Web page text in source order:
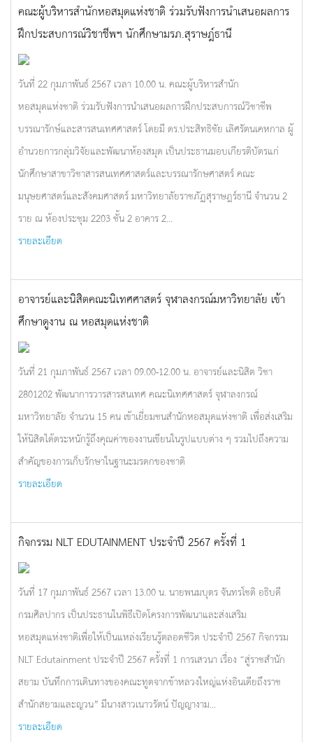
คณะผู้บริหารสำนักหอสมุดแห่งชาติ ร่วมรับฟังการนำเสนอผลการ
ฝึกประสบการณ์วิชาชีพฯ นักศึกษามรภ.สุราษฎ์ธานี
วันที่ 22 กุมภาพันธ์ 2567 เวลา 10.00 น. คณะผู้บริหารสำนัก
หอสมุดแห่งชาติ ร่วมรับฟังการนำเสนอผลการฝึกประสบการณ์วิชาชีพ
บรรณารักษ์และสารสนเทศศาสตร์ โดยมี ดร.ประสิทธิชัย เลิศรัตนเคหกาล ผู้
อำนวยการกลุ่มวิจัยและพัฒนาห้องสมุด เป็นประธานมอบเกียรติบัตรแก่
นักศึกษาสาขาวิชาสารสนเทศศาสตร์และบรรณารักษศาสตร์ คณะ
มนุษยศาสตร์และสังคมศาสตร์ มหาวิทยาลัยราชภัฏสุราษฎร์ธานี จำนวน 2
ราย ณ ห้องประชุม 2203 ชั้น 2 อาคาร 2...
รายละเอียด
อาจารย์และนิสิตคณะนิเทศศาสตร์ จุฬาลงกรณ์มหาวิทยาลัย เข้า
ศึกษาดูงาน ณ หอสมุดแห่งชาติ
วันที่ 21 กุมภาพันธ์ 2567 เวลา 09.00-12.00 น. อาจารย์และนิสิต วิชา
2801202 พัฒนาการวารสารสนเทศ คณะนิเทศศาสตร์ จุฬาลงกรณ์
มหาวิทยาลัย จำนวน 15 คน เข้าเยี่ยมชนสำนักหอสมุดแห่งชาติ เพื่อส่งเสริม
ให้นิสิตได้ตระหนักรู้ถึงคุณค่าของงานเขียนในรูปแบบต่าง ๆ รวมไปถึงความ
สำคัญของการเก็บรักษาในฐานะมรดกของชาติ
รายละเอียด
กิจกรรม NLT EDUTAINMENT ประจำปี 2567 ครั้งที่ 1
วันที่ 17 กุมภาพันธ์ 2567 เวลา 13.00 น. นายพนมบุตร จันทรโชติ อธิบดี
กรมศิลปากร เป็นประธานในพิธีเปิดโครงการพัฒนาและส่งเสริม
หอสมุดแห่งชาติเพื่อให้เป็นแหล่งเรียนรู้ตลอดชีวิต ประจำปี 2567 กิจกรรม
NLT Edutainment ประจำปี 2567 ครั้งที่ 1 การเสวนา เรื่อง “สู่ราชสำนัก
สยาม บันทึกการเดินทางของคณะทูตจากข้าหลวงใหญ่แห่งอินเดียถึงราช
สำนักสยามและญวน” มีนางสาวเนาวรัตน์ ปัญญางาม...
รายละเอียด